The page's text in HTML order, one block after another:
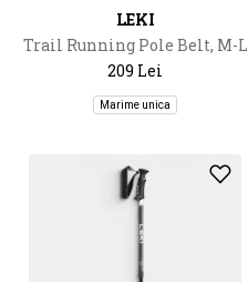
LEKI
Trail Running Pole Belt, M-L
209 Lei
Marime unica